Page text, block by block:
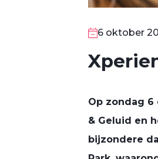
6
OKT
6 oktober
Op zondag
& Geluid en
bijzondere